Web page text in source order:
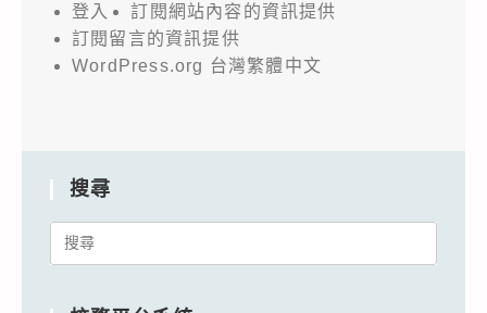
登入
訂閱網站內容的資訊提供
訂閱留言的資訊提供
WordPress.org 台灣繁體中文
搜尋
Search